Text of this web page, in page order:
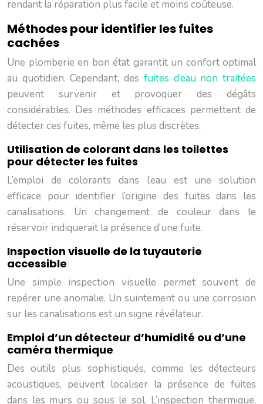
rendant la réparation plus facile et moins coûteuse.
Méthodes pour identifier les fuites
cachées
Une plomberie en bon état garantit un confort optimal
au quotidien. Cependant, des fuites d’eau non traitées
peuvent survenir et provoquer des dégâts
considérables. Des méthodes efficaces permettent de
détecter ces fuites, même les plus discrètes.
Utilisation de colorant dans les toilettes
pour détecter les fuites
L’emploi de colorants dans l’eau est une solution
efficace pour identifier l’origine des fuites dans les
canalisations. Un changement de couleur dans le
réservoir indiquerait la présence d’une fuite.
Inspection visuelle de la tuyauterie
accessible
Une simple inspection visuelle permet souvent de
repérer une anomalie. Un suintement ou une corrosion
sur les canalisations est un signe révélateur.
Emploi d’un détecteur d’humidité ou d’une
caméra thermique
Des outils plus sophistiqués, comme les détecteurs
acoustiques, peuvent localiser la présence de fuites
dans les murs ou sous le sol. L’inspection thermique,